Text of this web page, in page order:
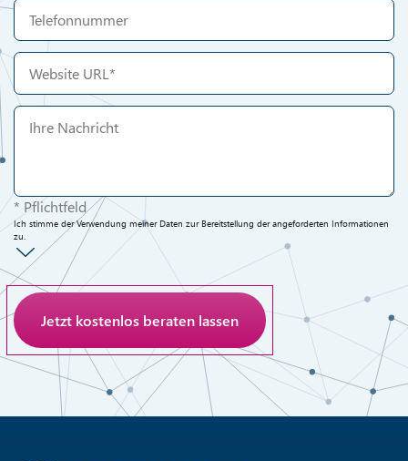
* Pflichtfeld
Ich stimme der Verwendung meiner Daten zur Bereitstellung der angeforderten Informationen
zu.
Anti-Roboter-Verifizierung
Hier klicken